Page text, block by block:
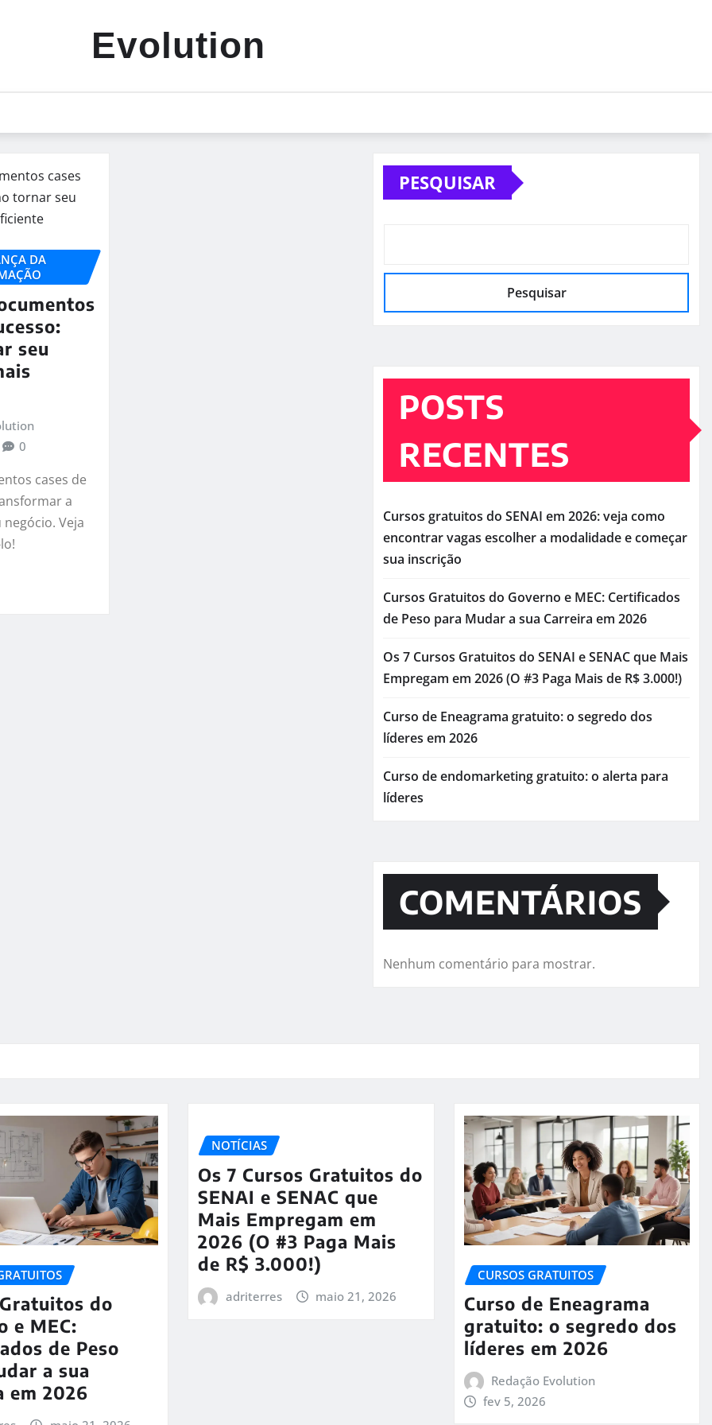
Evolution
DA
seu
0
cases de
a
Veja
PESQUISAR
Pesquisar
POSTS
RECENTES
Cursos gratuitos do SENAI em 2026: veja como
encontrar vagas escolher a modalidade e começar
sua inscrição
Cursos Gratuitos do Governo e MEC: Certificados
de Peso para Mudar a sua Carreira em 2026
Os 7 Cursos Gratuitos do SENAI e SENAC que Mais
Empregam em 2026 (O #3 Paga Mais de R$ 3.000!)
Curso de Eneagrama gratuito: o segredo dos
líderes em 2026
Curso de endomarketing gratuito: o alerta para
líderes
COMENTÁRIOS
Nenhum comentário para mostrar.
do
e MEC:
de Peso
a sua
em 2026
NOTÍCIAS
Os 7 Cursos Gratuitos do
SENAI e SENAC que
Mais Empregam em
2026 (O #3 Paga Mais
de R$ 3.000!)
adriterres maio 21, 2026
CURSOS GRATUITOS
Curso de Eneagrama
gratuito: o segredo dos
líderes em 2026
Redação Evolution
fev 5, 2026